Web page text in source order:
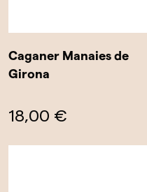
Caganer Manaies de
Girona
18,00 €